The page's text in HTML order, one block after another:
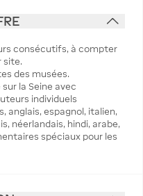
consécutifs, à compter
site.
des musées.
la Seine avec
individuels
anglais, espagnol, italien,
néerlandais, hindi, arabe,
spéciaux pour les